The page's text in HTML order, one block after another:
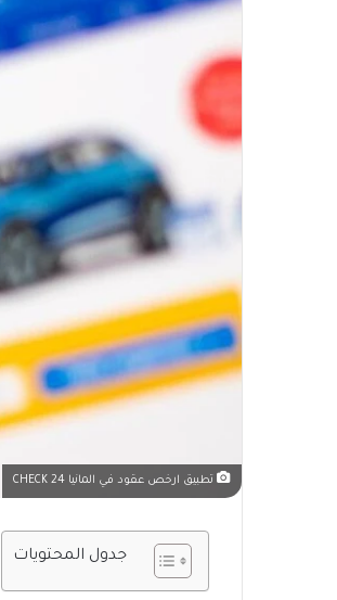
تطبيق ارخص عقود في المانيا CHECK 24
جدول المحتويات